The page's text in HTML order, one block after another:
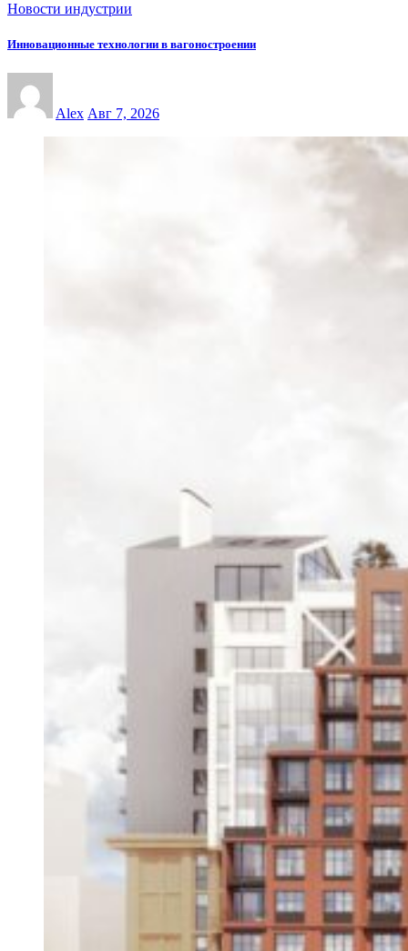
Новости индустрии
Инновационные технологии в вагоностроении
Alex Авг 7, 2026